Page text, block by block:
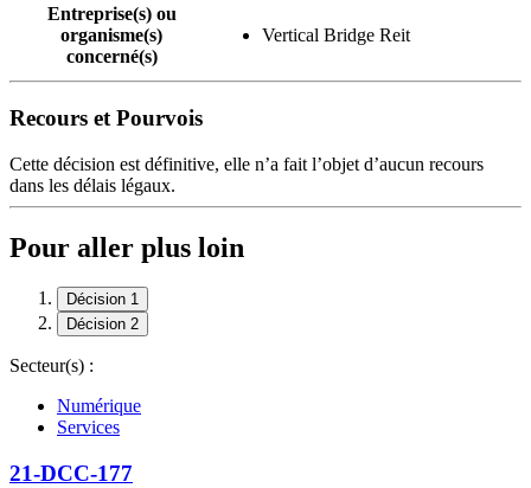
Entreprise(s) ou
organisme(s)
concerné(s)
Vertical Bridge Reit
Recours et Pourvois
Cette décision est définitive, elle n’a fait l’objet d’aucun recours
dans les délais légaux.
Pour aller plus loin
Décision 1
Décision 2
Secteur(s) :
Numérique
Services
21-DCC-177